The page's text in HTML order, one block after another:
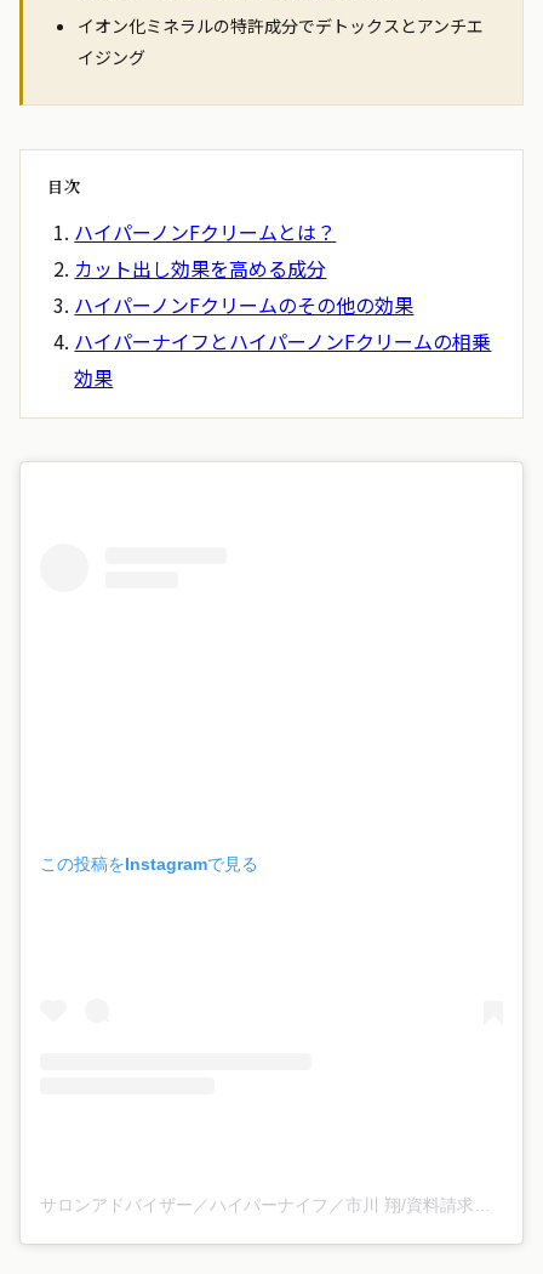
イオン化ミネラルの特許成分でデトックスとアンチエ
イジング
目次
ハイパーノンFクリームとは？
カット出し効果を高める成分
ハイパーノンFクリームのその他の効果
ハイパーナイフとハイパーノンFクリームの相乗
効果
この投稿をInstagramで見る